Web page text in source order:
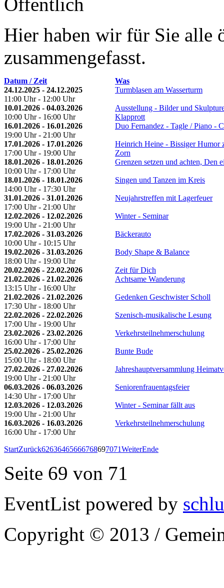
Hier haben wir für Sie alle
zusammengefasst.
Datum / Zeit
Was
24.12.2025 - 24.12.2025
11:00 Uhr - 12:00 Uhr
Turmblasen am Wasserturm
10.01.2026 - 04.03.2026
10:00 Uhr - 16:00 Uhr
Ausstellung - Bilder und
Klapprott
16.01.2026 - 16.01.2026
19:00 Uhr - 21:00 Uhr
Duo Fernandez - Tagle / Piano -
17.01.2026 - 17.01.2026
17:00 Uhr - 19:00 Uhr
Heinrich Heine - Bissiger Humor
Zorn
18.01.2026 - 18.01.2026
10:00 Uhr - 17:00 Uhr
Grenzen setzen und achten, Den
18.01.2026 - 18.01.2026
14:00 Uhr - 17:30 Uhr
Singen und Tanzen im Kreis
31.01.2026 - 31.01.2026
17:00 Uhr - 21:00 Uhr
Neujahrstreffen mit Lagerfeuer
12.02.2026 - 12.02.2026
19:00 Uhr - 21:00 Uhr
Winter - Seminar
17.02.2026 - 31.03.2026
10:00 Uhr - 10:15 Uhr
Bäckerauto
19.02.2026 - 31.03.2026
18:00 Uhr - 19:00 Uhr
Body Shape & Balance
20.02.2026 - 22.02.2026
Zeit für Dich
21.02.2026 - 21.02.2026
13:15 Uhr - 16:00 Uhr
Achtsame Wanderung
21.02.2026 - 21.02.2026
17:30 Uhr - 18:00 Uhr
Gedenken Geschwister Scholl
22.02.2026 - 22.02.2026
17:00 Uhr - 19:00 Uhr
Szenisch-musikalische Lesung
23.02.2026 - 23.02.2026
16:00 Uhr - 17:00 Uhr
Verkehrsteilnehmerschulung
25.02.2026 - 25.02.2026
15:00 Uhr - 18:00 Uhr
Bunte Bude
27.02.2026 - 27.02.2026
19:00 Uhr - 21:00 Uhr
Jahreshauptversammlung
06.03.2026 - 06.03.2026
14:30 Uhr - 17:00 Uhr
Seniorenfrauentagsfeier
12.03.2026 - 12.03.2026
19:00 Uhr - 21:00 Uhr
Winter - Seminar fällt aus
16.03.2026 - 16.03.2026
16:00 Uhr - 17:00 Uhr
Verkehrsteilnehmerschulung
StartZurück62636465666768697071WeiterEnde
Seite 69 von 71
EventList powered by
Copyright © 2013 /